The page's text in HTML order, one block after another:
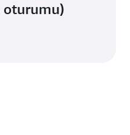
oturumu)